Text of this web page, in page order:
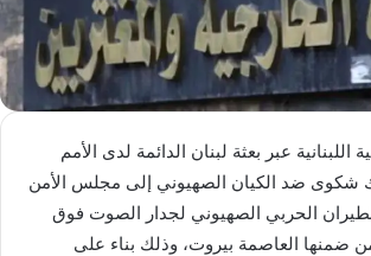
عبر بعثة لبنان الدائمة لدى الأمم
شكوى ضد الكيان الصهيوني إلى مجلس الأمن
الحربي الصهيوني لجدار الصوت فوق
ضمنها العاصمة بيروت، وذلك بناء على